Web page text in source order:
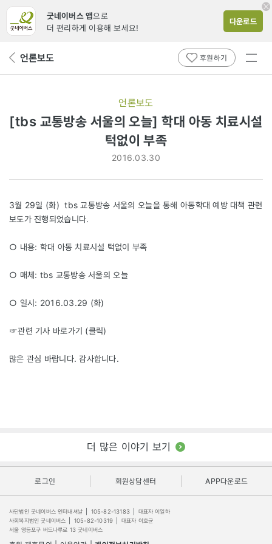
굿네이버스 앱으로
더 편리하게 이용해 보세요!
다운로드
뒤 언론보도 후원하기
전체
언론보도
[tbs 교통방송 서울의 오늘] 학대 아동 치료시설
턱없이 부족
2016.03.30
3월 29일 (화) tbs 교통방송 서울의 오늘을 통해 아동학대 예방 대책 관련
보도가 진행되었습니다.
○ 내용: 학대 아동 치료시설 턱없이 부족
○ 매체: tbs 교통방송 서울의 오늘
○ 일시: 2016.03.29 (화)
☞관련 기사 바로가기 (클릭)
많은 관심 바랍니다. 감사합니다.
더 많은 이야기 보기
로그인 회원상담센터 APP다운로드
사단법인 굿네이버스 인터내셔날 105-82-13183
대표자 이일하
사회복지법인 굿네이버스
105-82-10319
대표자 이호균
서울 영등포구 버드나루로 13 굿네이버스